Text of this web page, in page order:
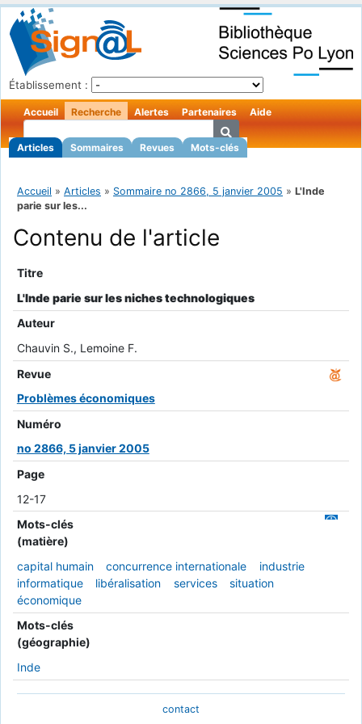
Établissement :
Accueil Recherche
Articles Sommaires Revues Mots-clés
Alertes Partenaires Aide
Accueil » Articles » Sommaire no 2866, 5 janvier 2005 » L'Inde
parie sur les...
Contenu de l'article
Titre
L'Inde parie sur les niches technologiques
Auteur
Chauvin S., Lemoine F.
Revue
Problèmes économiques
Numéro
no 2866, 5 janvier 2005
Page
12-17
Mots-clés
(matière)
capital humain
concurrence internationale
industrie
informatique
libéralisation services
situation
économique
Mots-clés
(géographie)
Inde
contact